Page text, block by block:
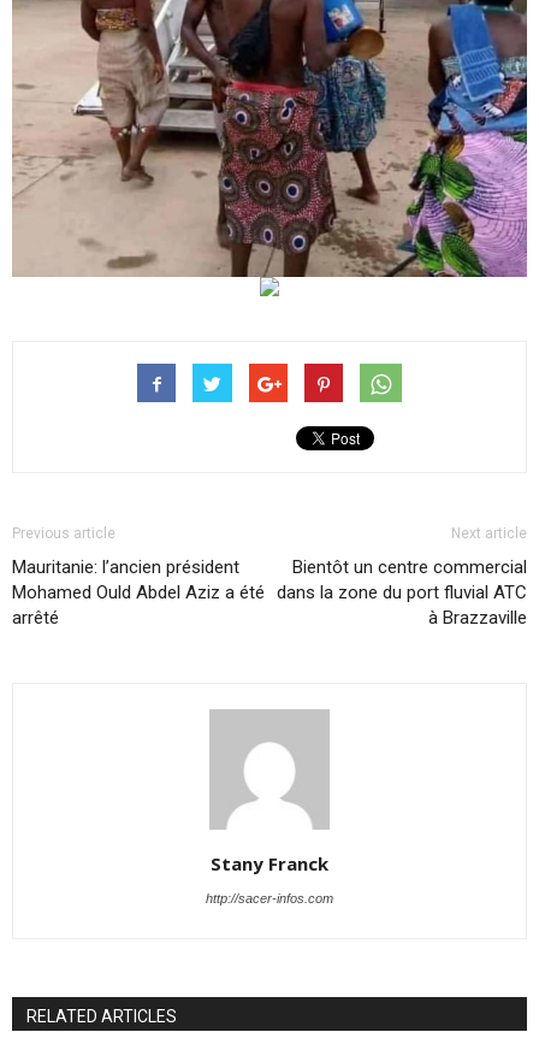
Previous article
Mauritanie: l’ancien président
Mohamed Ould Abdel Aziz a été
arrêté
Next article
Bientôt un centre commercial
dans la zone du port fluvial ATC
à Brazzaville
Stany Franck
http://sacer-infos.com
RELATED ARTICLES